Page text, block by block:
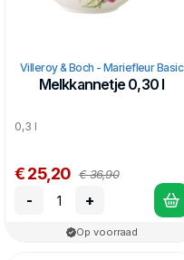
Villeroy & Boch - Mariefleur Basic
Melkkannetje 0,30 l
0,3 l
€ 25,20 € 36,90
- +
Op voorraad